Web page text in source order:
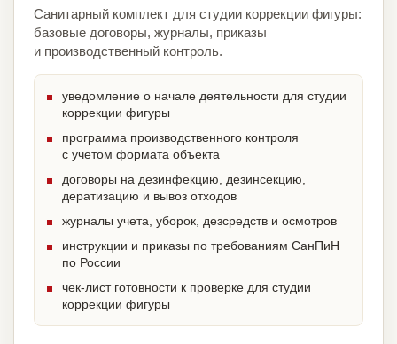
Санитарный комплект для студии коррекции фигуры:
базовые договоры, журналы, приказы
и производственный контроль.
уведомление о начале деятельности для студии
коррекции фигуры
программа производственного контроля
с учетом формата объекта
договоры на дезинфекцию, дезинсекцию,
дератизацию и вывоз отходов
журналы учета, уборок, дезсредств и осмотров
инструкции и приказы по требованиям СанПиН
по России
чек-лист готовности к проверке для студии
коррекции фигуры